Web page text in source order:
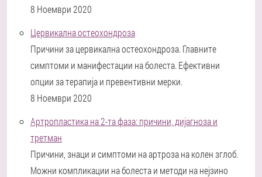
8 Ноември 2020
Цервикална остеохондроза
Причини за цервикална остеохондроза. Главните
симптоми и манифестации на болеста. Ефективни
опции за терапија и превентивни мерки.
8 Ноември 2020
Артропластика на 2-та фаза: причини, дијагноза и
третман
Причини, знаци и симптоми на артроза на колен зглоб.
Можни компликации на болеста и методи на нејзино